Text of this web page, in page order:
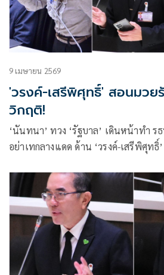
9 เมษายน 2569
'วรงค์-เสรีพิศุทธิ์' สอนมวย
วิกฤติ!
‘นันทนา’ ทวง ‘รัฐบาล’ เดินหน้าทำ
อย่าเทกลางแดด ด้าน ‘วรงค์-เสรีพิศุทธิ์
จริง